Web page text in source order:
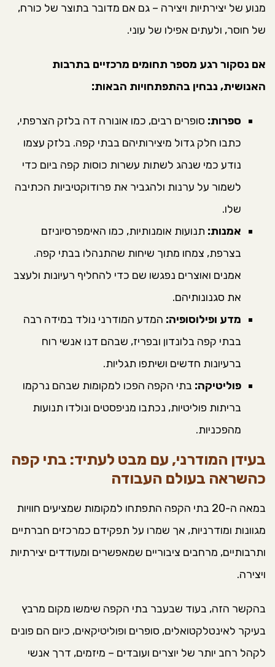
מנוע של יצירתיות ויצירה – גם אם מדובר בתוצר של כורח,
של חוסר, ולעתים אפילו של עוני.
אם נסקור רגע מספר תחומים מרכזיים בתרבות
האנושית, נבחין בהתפתחויות הבאות:
ספרות: סופרים רבים, כמו אונורה דה בלזק הצרפתי,
כתבו חלק גדול מיצירותיהם בבתי קפה. בלזק עצמו
נודע כמי שנהג לשתות עשרות כוסות קפה ביום כדי
לשמור על ערנות ולהגביר את פרודוקטיביות הכתיבה
שלו.
אמנות: תנועות אומנותיות, כמו האימפרסיוניזם
בצרפת, צמחו מתוך שיחות שהתנהלו בבתי קפה.
אמנים ואוצרים נפגשו שם כדי להחליף רעיונות ולעצב
את סגנונותיהם.
מדע ופילוסופיה: המדע המודרני נולד במידה רבה
בבתי קפה בלונדון ובפריז, שבהם דנו אנשי רוח
ברעיונות חדשים ושיתפו תגליות.
פוליטיקה: בתי הקפה הפכו למקומות שבהם נרקמו
בריתות פוליטיות, נכתבו מניפסטים ונולדו תנועות
מהפכניות.
בעידן המודרני, עם מבט לעתיד: בתי קפה
כהשראה בעולם העבודה
במאה ה-20 בתי הקפה התפתחו למקומות שמציעים חוויות
מגוונות ומודרניות, אך שמרו על תפקידם כמרכזים חברתיים
ותרבותיים, מרחבים ציבוריים שמאפשרים ומעודדים יצירתיות
ויצירה.
בהקשר הזה, בעוד שבעבר בתי הקפה שימשו מקום מרבץ
בעיקר לאינטלקטואלים, סופרים ופוליטיקאים, כיום הם פונים
לקהל רחב יותר של יוצרים ועובדים – מיזמים, דרך אנשי